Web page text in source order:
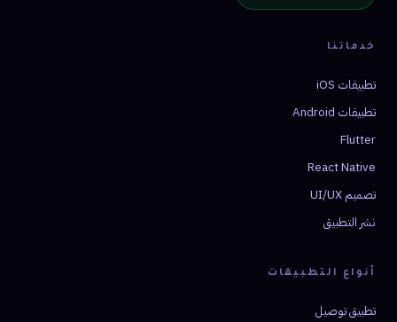
خدماتنا
تطبيقات iOS
تطبيقات Android
Flutter
React Native
تصميم UI/UX
نشر التطبيق
أنواع التطبيقات
تطبيق توصيل